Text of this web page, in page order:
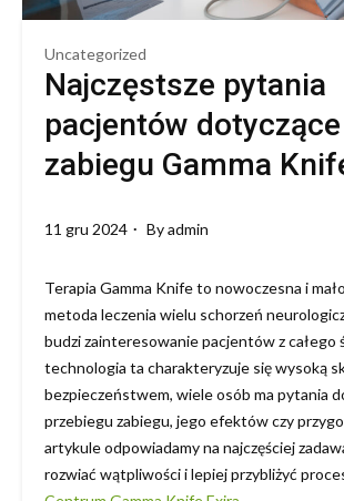
Uncategorized
Najczęstsze pytania
pacjentów dotyczące
zabiegu Gamma
11 gru 2024 Byadmin
Terapia Gamma Knife to nowoczesna i
metoda leczenia wielu schorzeń
budzi zainteresowanie pacjentów z całego
technologia ta charakteryzuje się wysoką
bezpieczeństwem, wiele osób ma pytania
przebiegu zabiegu, jego efektów czy
artykule odpowiadamy na najczęściej
rozwiać wątpliwości i lepiej przybliżyć